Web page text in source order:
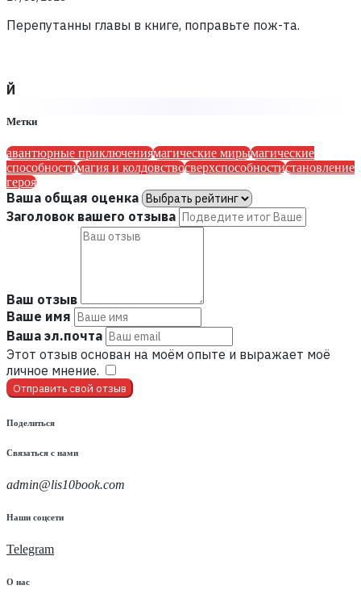
Перепутанны главы в книге, поправьте пож-та.
Й
Метки
авантюрные приключениямагические мирымагические
способностимагия и колдовствосверхспособностистановление
героя
Ваша общая оценка
Заголовок вашего отзыва
Ваш отзыв
Ваше имя
Ваша эл.почта
Этот отзыв основан на моём опыте и выражает моё
личное мнение.
Отправить свой отзыв
Поделиться
Связаться с нами
admin@lis10book.com
Наши соцсети
Telegram
О нас